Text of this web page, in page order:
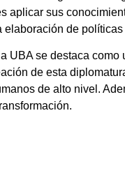
aplicar sus
de
UBA se destaca
de esta
de alto nivel.